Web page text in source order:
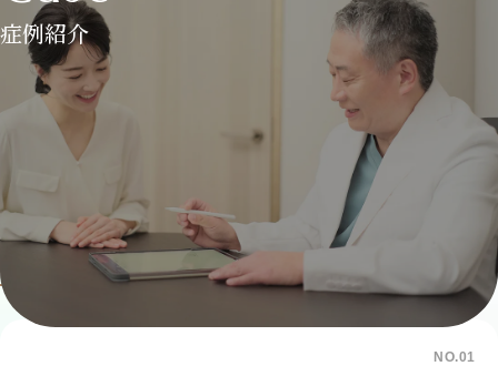
症例紹介
当院で施術を受けられた皆さまの症例をご紹介いた
します。
症例一覧
NO.01